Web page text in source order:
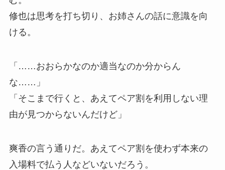
修也は思考を打ち切り、お姉さんの話に意識を向
ける。
「……おおらかなのか適当なのか分からん
な……」
「そこまで行くと、あえてペア割を利用しない理
由が見つからないんだけど」
爽香の言う通りだ。あえてペア割を使わず本来の
入場料で払う人などいないだろう。